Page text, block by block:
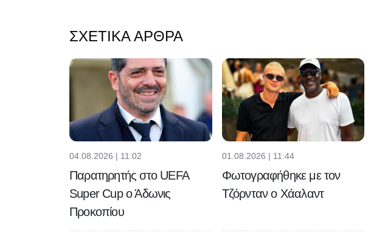
ΣΧΕΤΙΚΆ ΆΡΘΡΑ
04.08.2026 | 11:02
Παρατηρητής στο UEFA
Super Cup ο Άδωνις
Προκοπίου
01.08.2026 | 11:44
Φωτογραφήθηκε με τον
Τζόρνταν ο Χάαλαντ